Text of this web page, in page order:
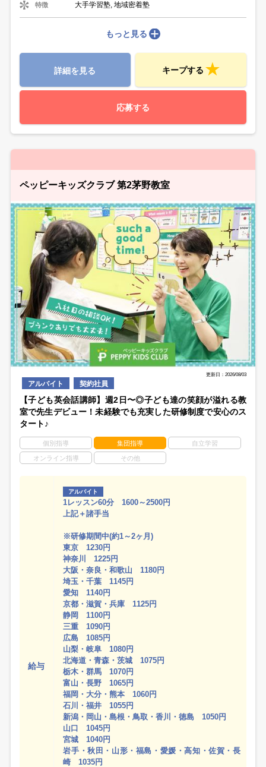
特徴 大手学習塾, 地域密着塾
もっと見る
詳細を見る キープする
応募する
ペッピーキッズクラブ 第2茅野教室
更新日：2026/08/03
アルバイト 契約社員
【子ども英会話講師】週2日〜◎子ども達の笑顔が溢れる教
室で先生デビュー！未経験でも充実した研修制度で安心のス
タート♪
個別指導 集団指導 自立学習
オンライン指導 その他
給与
アルバイト
1レッスン60分 1600～2500円
上記＋諸手当
※研修期間中(約1～2ヶ月)
東京 1230円
神奈川 1225円
大阪・奈良・和歌山 1180円
埼玉・千葉 1145円
愛知 1140円
京都・滋賀・兵庫 1125円
静岡 1100円
三重 1090円
広島 1085円
山梨・岐阜 1080円
北海道・青森・茨城 1075円
栃木・群馬 1070円
富山・長野 1065円
福岡・大分・熊本 1060円
石川・福井 1055円
新潟・岡山・島根・鳥取・香川・徳島 1050円
山口 1045円
宮城 1040円
岩手・秋田・山形・福島・愛媛・高知・佐賀・長
崎 1035円